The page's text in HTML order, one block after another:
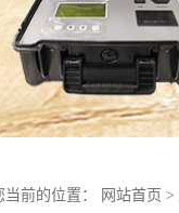
当前的位置： 网站首页 >